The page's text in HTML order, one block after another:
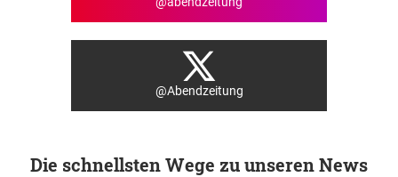
@Abendzeitung
Die schnellsten Wege zu unseren News